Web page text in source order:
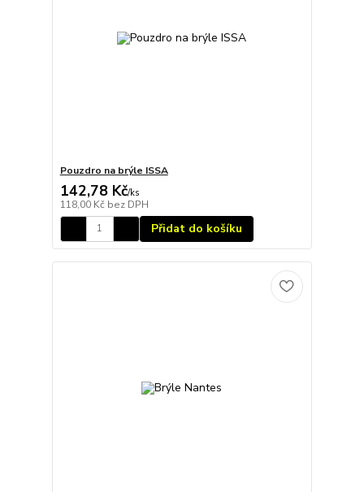
Pouzdro na brýle ISSA
142,78 Kč/ks
118,00 Kč bez DPH
Přidat do košíku